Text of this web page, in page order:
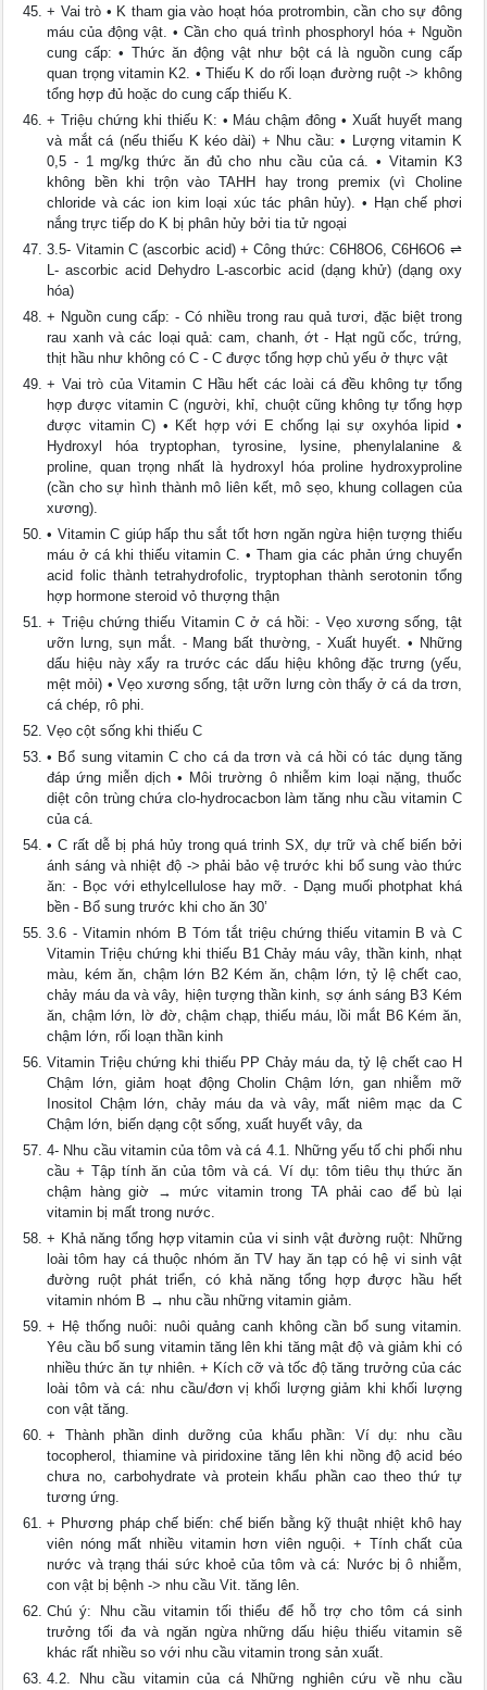
+ Vai trò • K tham gia vào hoạt hóa protrombin, cần cho sự đông
máu của động vật. • Cần cho quá trình phosphoryl hóa + Nguồn
cung cấp: • Thức ăn động vật như bột cá là nguồn cung cấp
quan trọng vitamin K2. • Thiếu K do rối loạn đường ruột -> không
tổng hợp đủ hoặc do cung cấp thiếu K.
+ Triệu chứng khi thiếu K: • Máu chậm đông • Xuất huyết mang
và mắt cá (nếu thiếu K kéo dài) + Nhu cầu: • Lượng vitamin K
0,5 - 1 mg/kg thức ăn đủ cho nhu cầu của cá. • Vitamin K3
không bền khi trộn vào TAHH hay trong premix (vì Choline
chloride và các ion kim loại xúc tác phân hủy). • Hạn chế phơi
nắng trực tiếp do K bị phân hủy bởi tia tử ngoại
3.5- Vitamin C (ascorbic acid) + Công thức: C6H8O6, C6H6O6 ⇌
L- ascorbic acid Dehydro L-ascorbic acid (dạng khử) (dạng oxy
hóa)
+ Nguồn cung cấp: - Có nhiều trong rau quả tươi, đặc biệt trong
rau xanh và các loại quả: cam, chanh, ớt - Hạt ngũ cốc, trứng,
thịt hầu như không có C - C được tổng hợp chủ yếu ở thực vật
+ Vai trò của Vitamin C Hầu hết các loài cá đều không tự tổng
hợp được vitamin C (người, khỉ, chuột cũng không tự tổng hợp
được vitamin C) • Kết hợp với E chống lại sự oxyhóa lipid •
Hydroxyl hóa tryptophan, tyrosine, lysine, phenylalanine &
proline, quan trọng nhất là hydroxyl hóa proline hydroxyproline
(cần cho sự hình thành mô liên kết, mô sẹo, khung collagen của
xương).
• Vitamin C giúp hấp thu sắt tốt hơn ngăn ngừa hiện tượng thiếu
máu ở cá khi thiếu vitamin C. • Tham gia các phản ứng chuyển
acid folic thành tetrahydrofolic, tryptophan thành serotonin tổng
hợp hormone steroid vỏ thượng thận
+ Triệu chứng thiếu Vitamin C ở cá hồi: - Vẹo xương sống, tật
ưỡn lưng, sụn mắt. - Mang bất thường, - Xuất huyết. • Những
dấu hiệu này xẩy ra trước các dấu hiệu không đặc trưng (yếu,
mệt mỏi) • Vẹo xương sống, tật ưỡn lưng còn thấy ở cá da trơn,
cá chép, rô phi.
Vẹo cột sống khi thiếu C
• Bổ sung vitamin C cho cá da trơn và cá hồi có tác dụng tăng
đáp ứng miễn dịch • Môi trường ô nhiễm kim loại nặng, thuốc
diệt côn trùng chứa clo-hydrocacbon làm tăng nhu cầu vitamin C
của cá.
• C rất dễ bị phá hủy trong quá trinh SX, dự trữ và chế biến bởi
ánh sáng và nhiệt độ -> phải bảo vệ trước khi bổ sung vào thức
ăn: - Bọc với ethylcellulose hay mỡ. - Dạng muối photphat khá
bền - Bổ sung trước khi cho ăn 30’
3.6 - Vitamin nhóm B Tóm tắt triệu chứng thiếu vitamin B và C
Vitamin Triệu chứng khi thiếu B1 Chảy máu vây, thần kinh, nhạt
màu, kém ăn, chậm lớn B2 Kém ăn, chậm lớn, tỷ lệ chết cao,
chảy máu da và vây, hiện tượng thần kinh, sợ ánh sáng B3 Kém
ăn, chậm lớn, lờ đờ, chậm chạp, thiếu máu, lồi mắt B6 Kém ăn,
chậm lớn, rối loạn thần kinh
Vitamin Triệu chứng khi thiếu PP Chảy máu da, tỷ lệ chết cao H
Chậm lớn, giảm hoạt động Cholin Chậm lớn, gan nhiễm mỡ
Inositol Chậm lớn, chảy máu da và vây, mất niêm mạc da C
Chậm lớn, biến dạng cột sống, xuất huyết vây, da
4- Nhu cầu vitamin của tôm và cá 4.1. Những yếu tố chi phối nhu
cầu + Tập tính ăn của tôm và cá. Ví dụ: tôm tiêu thụ thức ăn
chậm hàng giờ → mức vitamin trong TA phải cao để bù lại
vitamin bị mất trong nước.
+ Khả năng tổng hợp vitamin của vi sinh vật đường ruột: Những
loài tôm hay cá thuộc nhóm ăn TV hay ăn tạp có hệ vi sinh vật
đường ruột phát triển, có khả năng tổng hợp được hầu hết
vitamin nhóm B → nhu cầu những vitamin giảm.
+ Hệ thống nuôi: nuôi quảng canh không cần bổ sung vitamin.
Yêu cầu bổ sung vitamin tăng lên khi tăng mật độ và giảm khi có
nhiều thức ăn tự nhiên. + Kích cỡ và tốc độ tăng trưởng của các
loài tôm và cá: nhu cầu/đơn vị khối lượng giảm khi khối lượng
con vật tăng.
+ Thành phần dinh dưỡng của khẩu phần: Ví dụ: nhu cầu
tocopherol, thiamine và piridoxine tăng lên khi nồng độ acid béo
chưa no, carbohydrate và protein khẩu phần cao theo thứ tự
tương ứng.
+ Phương pháp chế biến: chế biến bằng kỹ thuật nhiệt khô hay
viên nóng mất nhiều vitamin hơn viên nguội. + Tính chất của
nước và trạng thái sức khoẻ của tôm và cá: Nước bị ô nhiễm,
con vật bị bệnh -> nhu cầu Vit. tăng lên.
Chú ý: Nhu cầu vitamin tối thiểu để hỗ trợ cho tôm cá sinh
trưởng tối đa và ngăn ngừa những dấu hiệu thiếu vitamin sẽ
khác rất nhiều so với nhu cầu vitamin trong sản xuất.
4.2. Nhu cầu vitamin của cá Những nghiên cứu về nhu cầu